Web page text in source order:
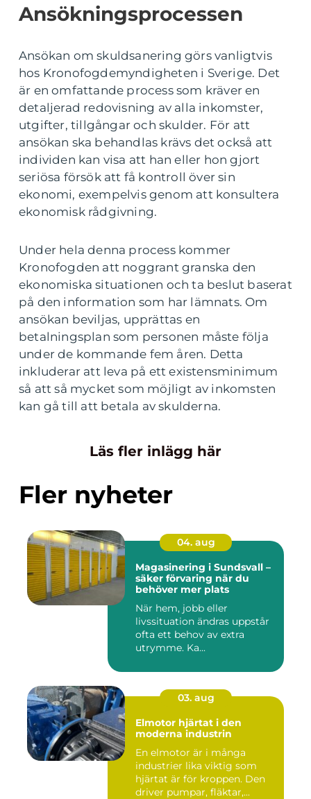
Ansökningsprocessen
Ansökan om skuldsanering görs vanligtvis
hos Kronofogdemyndigheten i Sverige. Det
är en omfattande process som kräver en
detaljerad redovisning av alla inkomster,
utgifter, tillgångar och skulder. För att
ansökan ska behandlas krävs det också att
individen kan visa att han eller hon gjort
seriösa försök att få kontroll över sin
ekonomi, exempelvis genom att konsultera
ekonomisk rådgivning.
Under hela denna process kommer
Kronofogden att noggrant granska den
ekonomiska situationen och ta beslut baserat
på den information som har lämnats. Om
ansökan beviljas, upprättas en
betalningsplan som personen måste följa
under de kommande fem åren. Detta
inkluderar att leva på ett existensminimum
så att så mycket som möjligt av inkomsten
kan gå till att betala av skulderna.
Läs fler inlägg här
Fler nyheter
04. aug
Magasinering i Sundsvall –
säker förvaring när du
behöver mer plats
När hem, jobb eller
livssituation ändras uppstår
ofta ett behov av extra
utrymme. Ka...
03. aug
Elmotor hjärtat i den
moderna industrin
En elmotor är i många
industrier lika viktig som
hjärtat är för kroppen. Den
driver pumpar, fläktar,...